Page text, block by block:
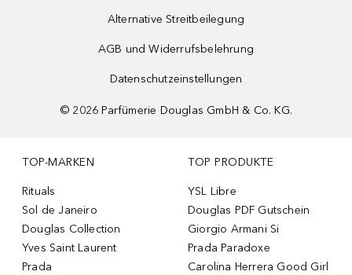
Alternative Streitbeilegung
AGB und Widerrufsbelehrung
Datenschutzeinstellungen
© 2026 Parfümerie Douglas GmbH & Co. KG.
TOP-MARKEN
Rituals
Sol de Janeiro
Douglas Collection
Yves Saint Laurent
Prada
TOP PRODUKTE
YSL Libre
Douglas PDF Gutschein
Giorgio Armani Si
Prada Paradoxe
Carolina Herrera Good Girl